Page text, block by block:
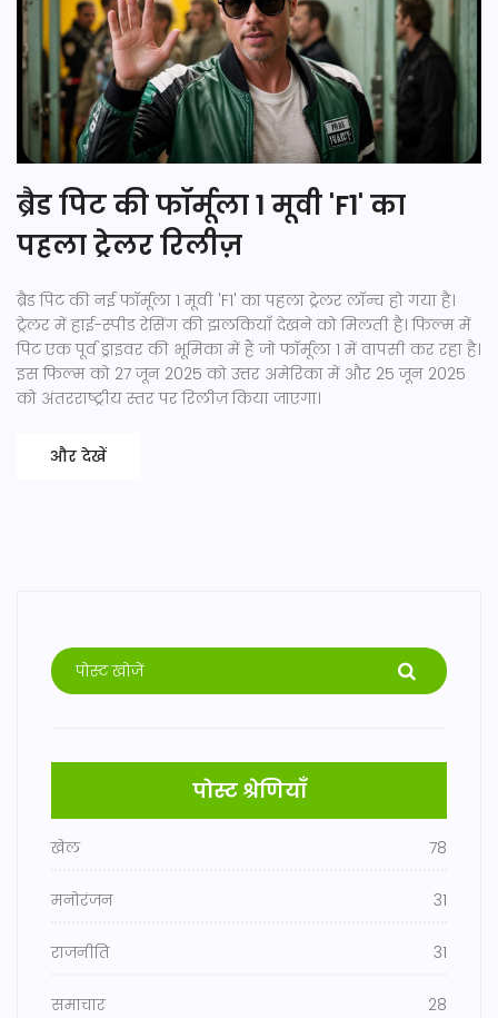
ब्रैड पिट की फॉर्मूला 1 मूवी 'F1' का
पहला ट्रेलर रिलीज़
ब्रैड पिट की नई फॉर्मूला 1 मूवी 'F1' का पहला ट्रेलर लॉन्च हो गया है।
ट्रेलर में हाई-स्पीड रेसिंग की झलकियाँ देखने को मिलती है। फिल्म में
पिट एक पूर्व ड्राइवर की भूमिका में हैं जो फॉर्मूला 1 में वापसी कर रहा है।
इस फिल्म को 27 जून 2025 को उत्तर अमेरिका में और 25 जून 2025
को अंतरराष्ट्रीय स्तर पर रिलीज़ किया जाएगा।
और देखें
पोस्ट श्रेणियाँ
खेल 78
मनोरंजन 31
राजनीति 31
समाचार 28